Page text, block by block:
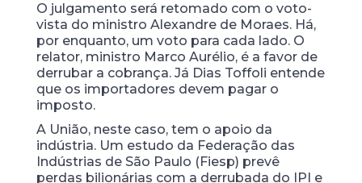
O julgamento será retomado com o voto-
vista do ministro Alexandre de Moraes. Há,
por enquanto, um voto para cada lado. O
relator, ministro Marco Aurélio, é a favor de
derrubar a cobrança. Já Dias Toffoli entende
que os importadores devem pagar o
imposto.
A União, neste caso, tem o apoio da
indústria. Um estudo da Federação das
Indústrias de São Paulo (Fiesp) prevê
perdas bilionárias com a derrubada do IPI e